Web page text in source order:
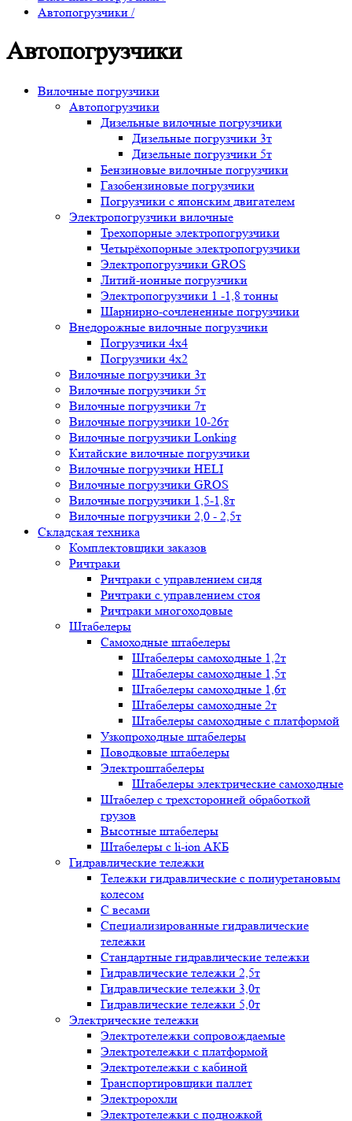
Автопогрузчики /
Автопогрузчики
Вилочные погрузчики
Автопогрузчики
Дизельные вилочные погрузчики
Дизельные погрузчики 3т
Дизельные погрузчики 5т
Бензиновые вилочные погрузчики
Газобензиновые погрузчики
Погрузчики с японским двигателем
Электропогрузчики вилочные
Трехопорные электропогрузчики
Четырёхопорные электропогрузчики
Электропогрузчики GROS
Литий-ионные погрузчики
Электропогрузчики 1 -1,8 тонны
Шарнирно-сочлененные погрузчики
Внедорожные вилочные погрузчики
Погрузчики 4х4
Погрузчики 4х2
Вилочные погрузчики 3т
Вилочные погрузчики 5т
Вилочные погрузчики 7т
Вилочные погрузчики 10-26т
Вилочные погрузчики Lonking
Китайские вилочные погрузчики
Вилочные погрузчики HELI
Вилочные погрузчики GROS
Вилочные погрузчики 1,5-1,8т
Вилочные погрузчики 2,0 - 2,5т
Складская техника
Комплектовщики заказов
Ричтраки
Ричтраки с управлением сидя
Ричтраки с управлением стоя
Ричтраки многоходовые
Штабелеры
Самоходные штабелеры
Штабелеры самоходные 1,2т
Штабелеры самоходные 1,5т
Штабелеры самоходные 1,6т
Штабелеры самоходные 2т
Штабелеры самоходные с платформой
Узкопроходные штабелеры
Поводковые штабелеры
Электроштабелеры
Штабелеры электрические самоходные
Штабелер с трехсторонней обработкой
грузов
Высотные штабелеры
Штабелеры с li-ion АКБ
Гидравлические тележки
Тележки гидравлические с полиуретановым
колесом
С весами
Специализированные гидравлические
тележки
Стандартные гидравлические тележки
Гидравлические тележки 2,5т
Гидравлические тележки 3,0т
Гидравлические тележки 5,0т
Электрические тележки
Электротележки сопровождаемые
Электротележки с платформой
Электротележки с кабиной
Транспортировщики паллет
Электророхли
Электротележки с подножкой